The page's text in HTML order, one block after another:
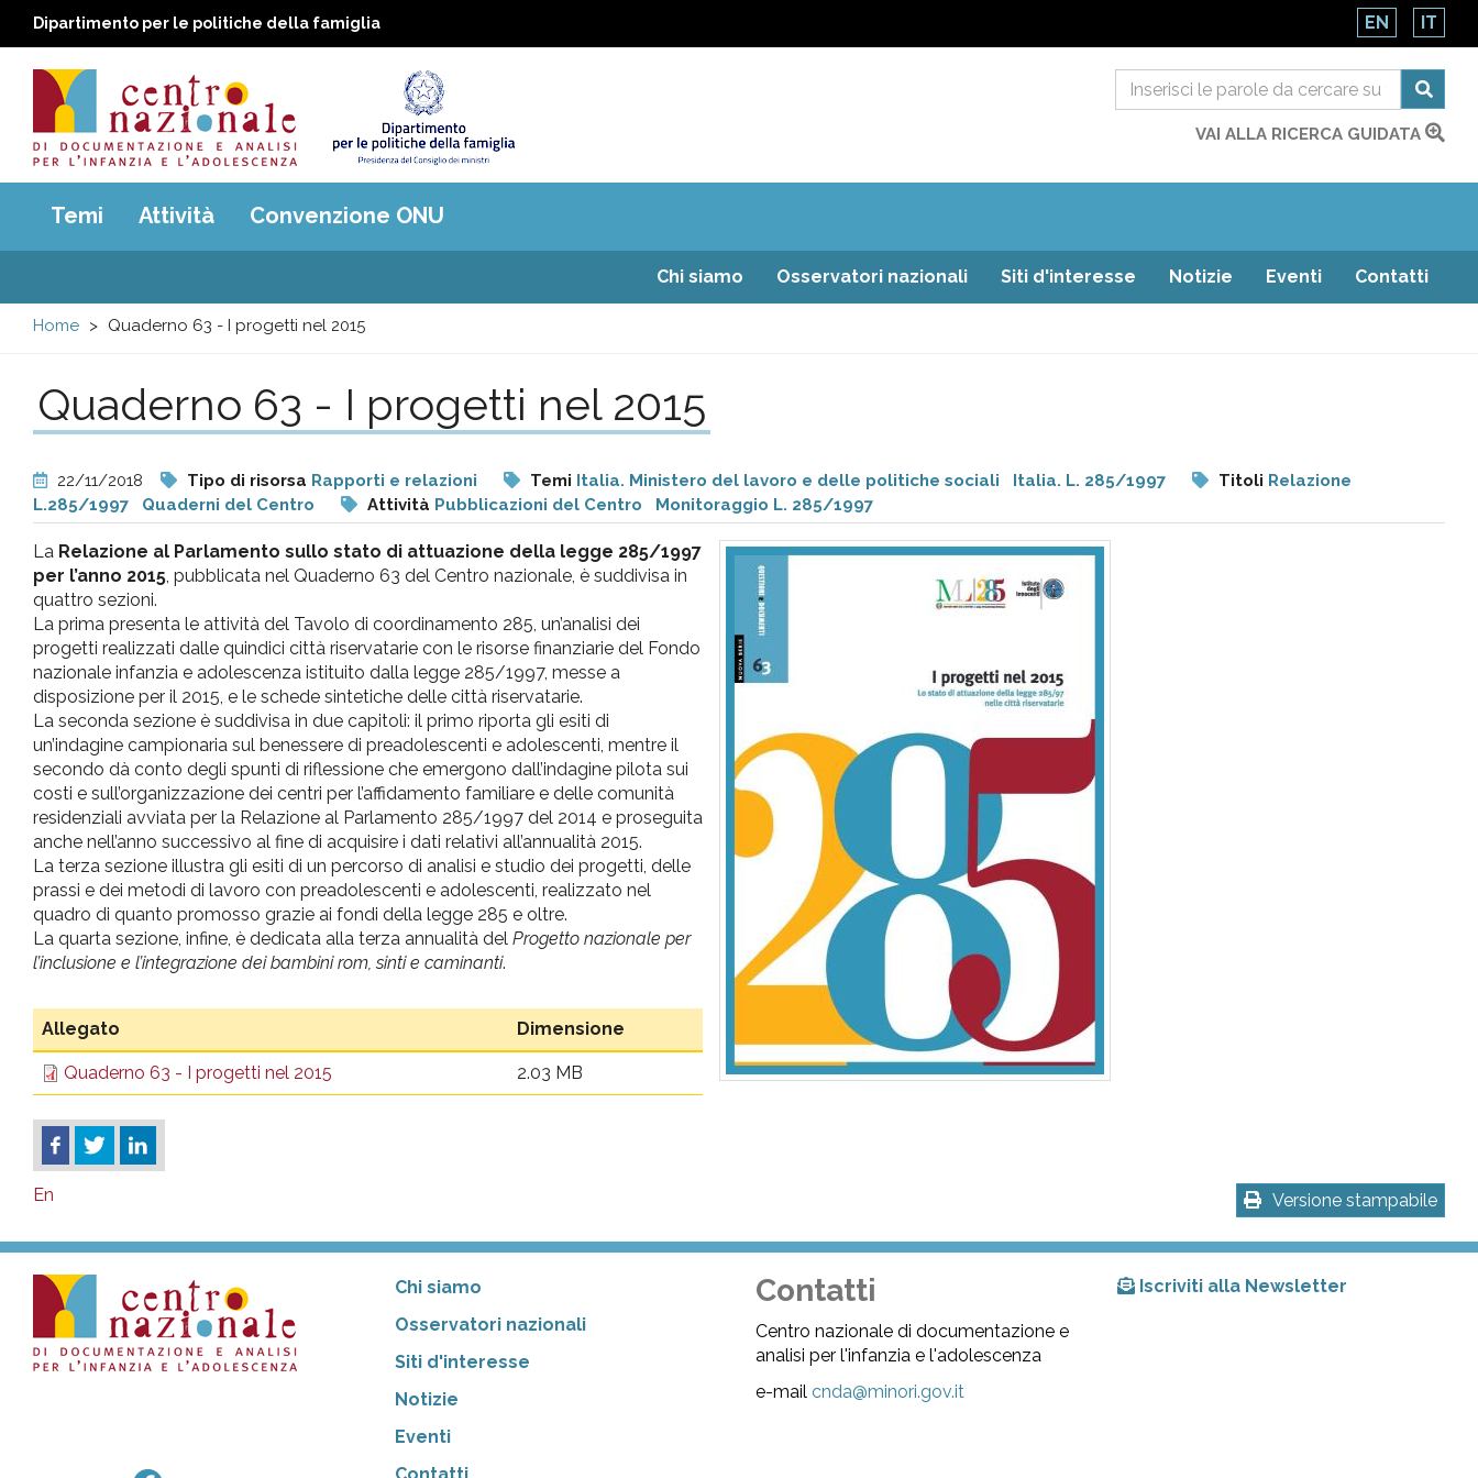
Dipartimento per le politiche della famiglia EN IT
Centro
nazionale
di
e
analisi
pr
l'infanzia
e
l'adolescenza
VAI ALLA RICERCA GUIDATA
Main
menu
Temi Attività Convenzione ONU
Chi siamo Osservatori nazionali Siti d'interesse Notizie Eventi Contatti
Home Quaderno 63 - I progetti nel 2015
Quaderno 63 - I progetti nel 2015
22/11/2018 Tipo di risorsa Rapporti e relazioni Temi Italia. Ministero del lavoro e delle politiche sociali Italia. L. 285/1997 Titoli Relazione
L.285/1997
Quaderni del Centro Attività Pubblicazioni del Centro Monitoraggio L. 285/1997
La Relazione al Parlamento sullo stato di attuazione della legge 285/1997
per l’anno 2015 , pubblicata nel Quaderno 63 del Centro nazionale, è suddivisa in
quattro sezioni.
La prima presenta le attività del Tavolo di coordinamento 285, un’analisi dei
progetti realizzati dalle quindici città riservatarie con le risorse finanziarie del Fondo
nazionale infanzia e adolescenza istituito dalla legge 285/1997, messe a
disposizione per il 2015, e le schede sintetiche delle città riservatarie.
La seconda sezione è suddivisa in due capitoli: il primo riporta gli esiti di
un’indagine campionaria sul benessere di preadolescenti e adolescenti, mentre il
secondo dà conto degli spunti di riflessione che emergono dall’indagine pilota sui
costi e sull’organizzazione dei centri per l’affidamento familiare e delle comunità
residenziali avviata per la Relazione al Parlamento 285/1997 del 2014 e proseguita
anche nell’anno successivo al fine di acquisire i dati relativi all’annualità 2015.
La terza sezione illustra gli esiti di un percorso di analisi e studio dei progetti, delle
prassi e dei metodi di lavoro con preadolescenti e adolescenti, realizzato nel
quadro di quanto promosso grazie ai fondi della legge 285 e oltre.
La quarta sezione, infine, è dedicata alla terza annualità del Progetto nazionale per
l’inclusione e l’integrazione dei bambini rom, sinti e caminanti.
Allegato Dimensione
Quaderno 63 - I progetti nel 2015 2.03 MB
Versione stampabile
En
Chi siamo
Osservatori nazionali
Siti d'interesse
Notizie
Eventi
Contatti
Centro nazionale di documentazione e
analisi per l'infanzia e l'adolescenza
e-mailcnda@minori.gov.it
Iscriviti alla Newsletter